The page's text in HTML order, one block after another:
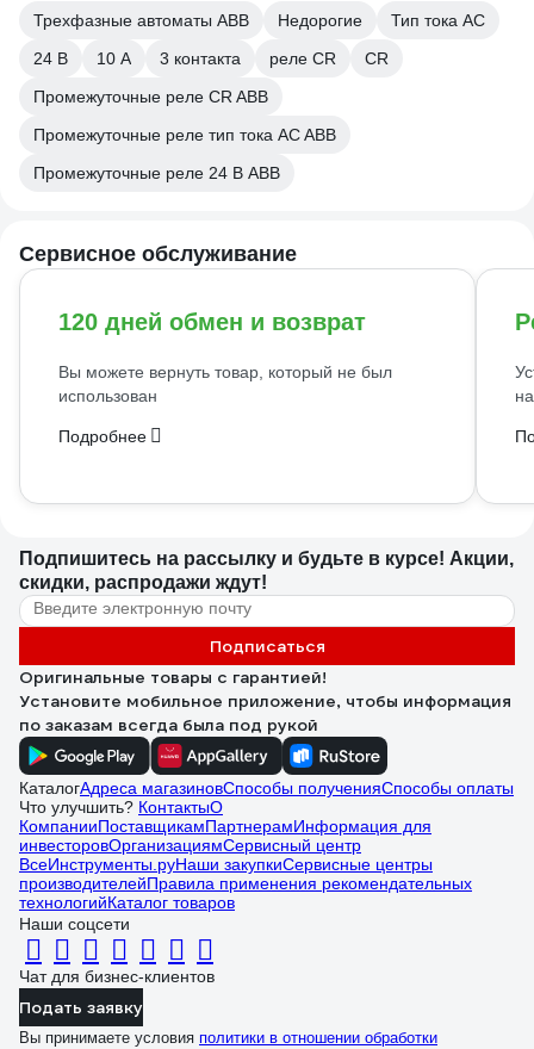
Трехфазные автоматы ABB Недорогие
Тип тока AC
24 В
10 А 3 контакта реле CR
CR
Промежуточные реле CR ABB
Промежуточные реле тип тока AC ABB
Промежуточные реле 24 В ABB
Сервисное обслуживание
120 дней обмен и возврат
Вы можете вернуть товар, который не был
использован
Подробнее
Подпишитесь на рассылку и будьте в курсе! Акции,
скидки, распродажи ждут!
Подписаться
Оригинальные товары с гарантией!
Установите мобильное приложение, чтобы информация
по заказам всегда была под рукой
КаталогАдреса магазиновСпособы полученияСпособы оплаты
Что улучшить? КонтактыО
КомпанииПоставщикамПартнерамИнформация для
инвесторовОрганизациямСервисный центр
ВсеИнструменты.руНаши закупкиСервисные центры
производителейПравила применения рекомендательных
технологийКаталог товаров
Наши соцсети
Чат для бизнес-клиентов
Подать заявку
Вы принимаете условия политики в отношении обработки